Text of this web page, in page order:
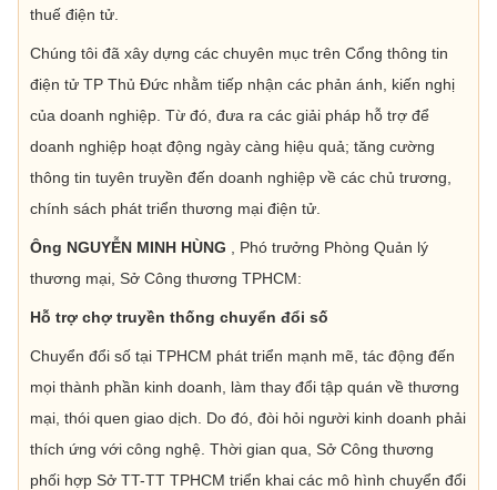
thuế điện tử.
Chúng tôi đã xây dựng các chuyên mục trên Cổng thông tin
điện tử TP Thủ Đức nhằm tiếp nhận các phản ánh, kiến nghị
của doanh nghiệp. Từ đó, đưa ra các giải pháp hỗ trợ để
doanh nghiệp hoạt động ngày càng hiệu quả; tăng cường
thông tin tuyên truyền đến doanh nghiệp về các chủ trương,
chính sách phát triển thương mại điện tử.
Ông NGUYỄN MINH HÙNG
, Phó trưởng Phòng Quản lý
thương mại, Sở Công thương TPHCM:
Hỗ trợ chợ truyền thống chuyển đổi số
Chuyển đổi số tại TPHCM phát triển mạnh mẽ, tác động đến
mọi thành phần kinh doanh, làm thay đổi tập quán về thương
mại, thói quen giao dịch. Do đó, đòi hỏi người kinh doanh phải
thích ứng với công nghệ. Thời gian qua, Sở Công thương
phối hợp Sở TT-TT TPHCM triển khai các mô hình chuyển đổi